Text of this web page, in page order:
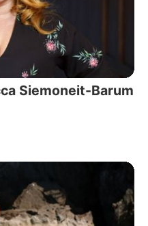
Siemoneit-Barum